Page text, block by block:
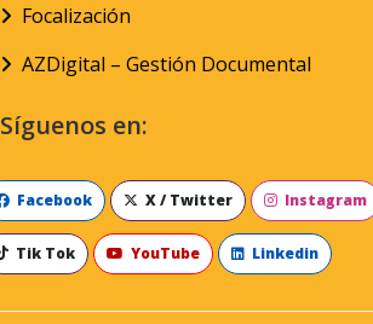
Focalización
AZDigital – Gestión Documental
Síguenos en:
Facebook X / Twitter Instagram
Tik Tok YouTube Linkedin